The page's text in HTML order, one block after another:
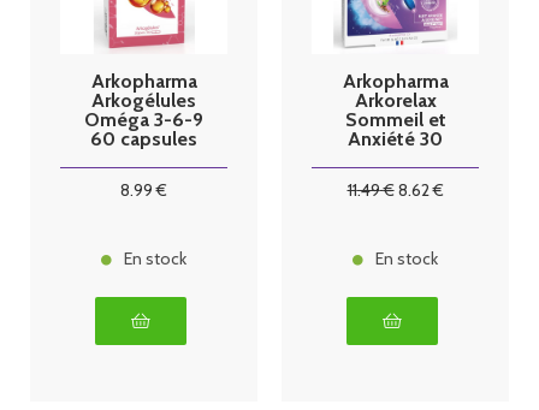
Arkopharma
Arkogélules
Oméga 3-6-9
60 capsules
8.99 €
En stock
Arkopharma
Arkorelax
Sommeil et
Anxiété 30
11.49€8.62€
En stock